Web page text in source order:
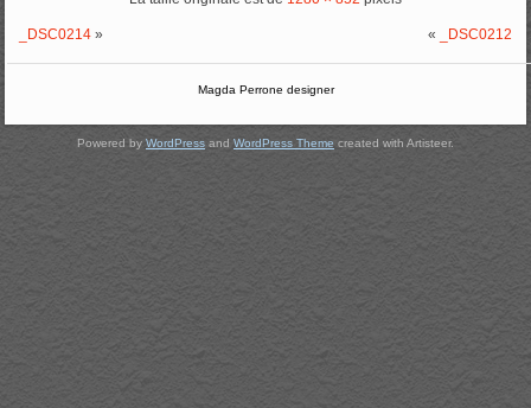
_DSC0214 » « _DSC0212
Magda Perrone designer
Powered by WordPress and WordPress Theme created with Artisteer.